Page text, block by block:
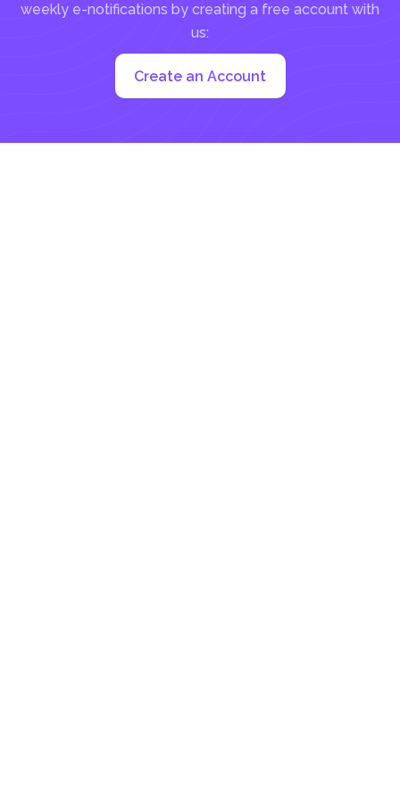
weekly e-notifications by creating a free account with
us:
Create an Account